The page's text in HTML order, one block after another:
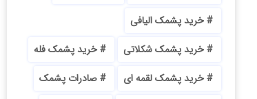
خرید پشمک الیافی
خرید پشمک شکلاتی
خرید پشمک فله
خرید پشمک لقمه ای
صادرات پشمک